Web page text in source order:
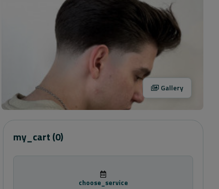
Gallery
my_cart(0)
choose_service